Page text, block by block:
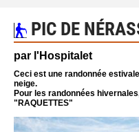
PIC DE
par l'Hospitalet
Ceci est une randonnée
neige.
Pour les randonnées
"RAQUETTES"